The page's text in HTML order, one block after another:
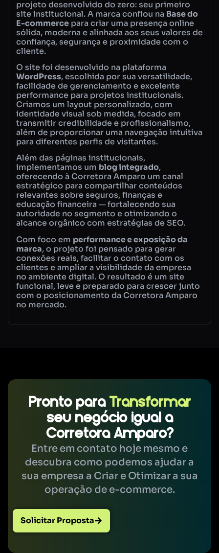
projeto desenvolvido do zero: seu primeiro
site institucional. A marca confiou na Base do
E-commerce para criar uma presença online
sólida, moderna e alinhada aos seus valores de
confiança, segurança e proximidade com o
cliente.
O site foi desenvolvido na plataforma
WordPress, escolhida por sua versatilidade,
facilidade de gerenciamento e excelente
performance para projetos institucionais.
Criamos um layout personalizado, com
identidade visual sob medida, focado em
transmitir credibilidade e profissionalismo,
além de proporcionar uma navegação intuitiva
para diferentes perfis de visitantes.
Além das páginas institucionais,
implementamos um blog integrado,
oferecendo à Corretora Amparo um canal
estratégico para compartilhar conteúdos
relevantes sobre seguros, finanças e
educação financeira — fortalecendo sua
autoridade no segmento e otimizando o
alcance orgânico com estratégias de SEO.
Com foco em performance e exposição da
marca, o projeto foi pensado para gerar
conexões reais, facilitar o contato com os
clientes e ampliar a visibilidade da empresa
no ambiente digital. O resultado é um site
funcional, leve e preparado para crescer junto
com o posicionamento da Corretora Amparo
no mercado.
Pronto para Transformar
seu negócio igual a
Corretora Amparo?
Entre em contato hoje mesmo e
descubra como podemos ajudar a
sua empresa a Criar e Otimizar a sua
operação de e-commerce.
Solicitar Proposta